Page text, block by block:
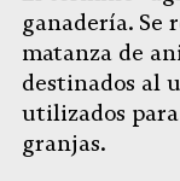
ganadería. Se
matanza de
destinados al
utilizados
granjas.